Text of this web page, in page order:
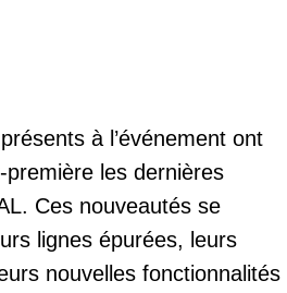
à l’événement ont
les dernières
Ces nouveautés se
lignes épurées, leurs
nouvelles fonctionnalités